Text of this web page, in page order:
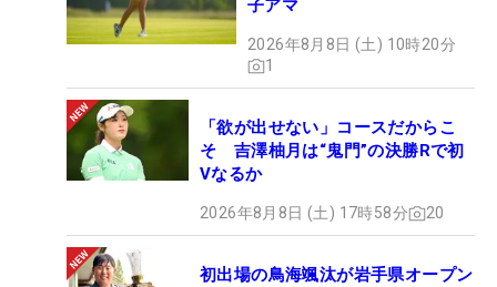
子アマ
2026年8月8日 (土) 10時20分
1
「欲が出せない」コースだからこ
そ 吉澤柚月は“鬼門”の決勝Rで初
Vなるか
2026年8月8日 (土) 17時58分 20
初出場の鳥海颯汰が岩手県オープン